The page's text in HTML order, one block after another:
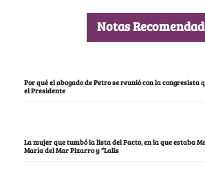
Notas
Por qué el abogado de Petro se reunió con la congresista
el Presidente
La mujer que tumbó la lista del Pacto, en la que estaba
María del Mar Pizarro y “Lalis